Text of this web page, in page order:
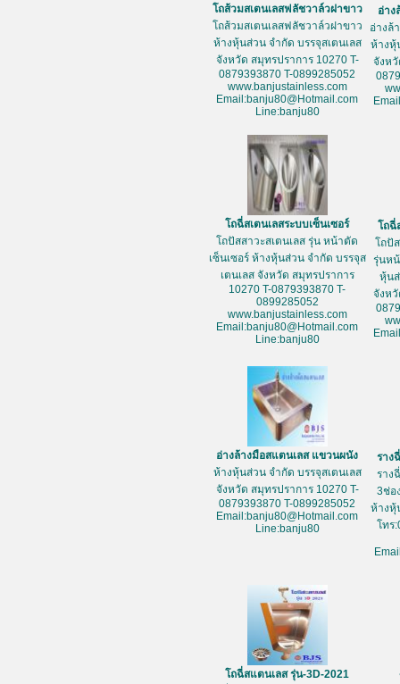
โถส้วมสเตนเลสฟลัชวาล์วฝาขาว
โถส้วมสเตนเลสฟลัชวาล์วฝาขาว
ห้างหุ้นส่วน จำกัด บรรจุสเตนเลส
จังหวัด สมุทรปราการ 10270 T-
0879393870 T-0899285052
www.banjustainless.com
Email:banju80@Hotmail.com
Line:banju80
อ่าง
อ่างล้
ห้างหุ้
จังห
โถฉี่สเตนเลสระบบเซ็นเซอร์
โถปัสสาวะสเตนเลส รุ่น หน้าตัด
เซ็นเซอร์ ห้างหุ้นส่วน จำกัด บรรจุส
เตนเลส จังหวัด สมุทรปราการ
10270 T-0879393870 T-
0899285052
www.banjustainless.com
Email:banju80@Hotmail.com
Line:banju80
โถฉี่
โถปั
รุ่นห
หุ้น
จังห
อ่างล้างมือสแตนเลส แขวนผนัง
ห้างหุ้นส่วน จำกัด บรรจุสเตนเลส
จังหวัด สมุทรปราการ 10270 T-
0879393870 T-0899285052
Email:banju80@Hotmail.com
Line:banju80
ราง
ราง
3ช่อ
ห้างหุ้
โทร
โถฉี่สแตนเลส รุ่น-3D-2021